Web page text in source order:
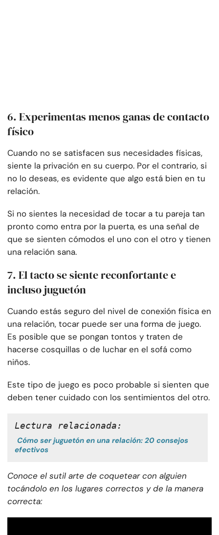
6. Experimentas menos ganas de contacto
físico
Cuando no se satisfacen sus necesidades físicas,
siente la privación en su cuerpo. Por el contrario, si
no lo deseas, es evidente que algo está bien en tu
relación.
Si no sientes la necesidad de tocar a tu pareja tan
pronto como entra por la puerta, es una señal de
que se sienten cómodos el uno con el otro y tienen
una relación sana.
7. El tacto se siente reconfortante e
incluso juguetón
Cuando estás seguro del nivel de conexión física en
una relación, tocar puede ser una forma de juego.
Es posible que se pongan tontos y traten de
hacerse cosquillas o de luchar en el sofá como
niños.
Este tipo de juego es poco probable si sienten que
deben tener cuidado con los sentimientos del otro.
Lectura relacionada:
Cómo ser juguetón en una relación: 20 consejos
efectivos
Conoce el sutil arte de coquetear con alguien
tocándolo en los lugares correctos y de la manera
correcta: